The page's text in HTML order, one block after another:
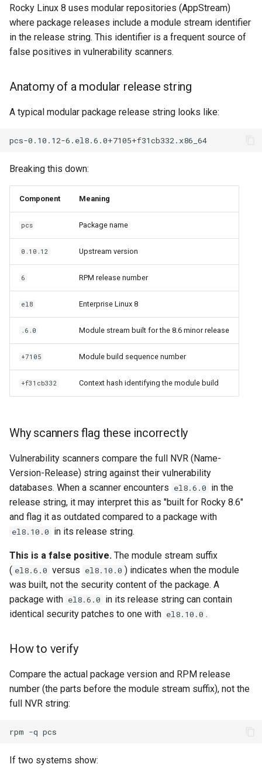
Rocky Linux 8 uses modular repositories (AppStream)
where package releases include a module stream identifier
in the release string. This identifier is a frequent source of
false positives in vulnerability scanners.
Anatomy of a modular release string
A typical modular package release string looks like:
Breaking this down:
Component Meaning
pcs Package name
0.10.12 Upstream version
6 RPM release number
el8 Enterprise Linux 8
.6.0 Module stream built for the 8.6 minor release
+7105 Module build sequence number
+f31cb332 Context hash identifying the module build
Why scanners flag these incorrectly
Vulnerability scanners compare the full NVR (Name-
Version-Release) string against their vulnerability
databases. When a scanner encounters el8.6.0 in the
release string, it may interpret this as "built for Rocky 8.6"
and flag it as outdated compared to a package with
el8.10.0 in its release string.
This is a false positive. The module stream suffix
( el8.6.0 versus el8.10.0 ) indicates when the module
was built, not the security content of the package. A
package with el8.6.0 in its release string can contain
identical security patches to one with el8.10.0 .
How to verify
Compare the actual package version and RPM release
number (the parts before the module stream suffix), not the
full NVR string:
rpm -q
If two systems show: